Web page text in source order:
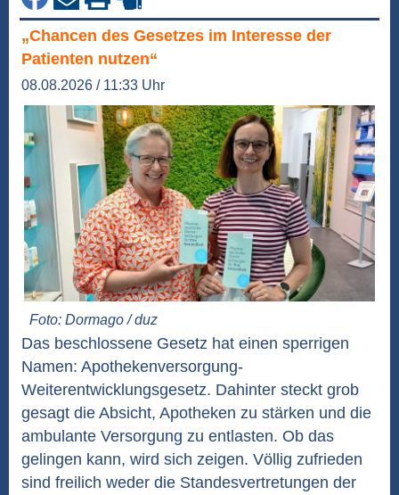
„Chancen des Gesetzes im Interesse der
Patienten nutzen“
08.08.2026 / 11:33 Uhr
Foto: Dormago / duz
Das beschlossene Gesetz hat einen sperrigen
Namen: Apothekenversorgung-
Weiterentwicklungsgesetz. Dahinter steckt grob
gesagt die Absicht, Apotheken zu stärken und die
ambulante Versorgung zu entlasten. Ob das
gelingen kann, wird sich zeigen. Völlig zufrieden
sind freilich weder die Standesvertretungen der